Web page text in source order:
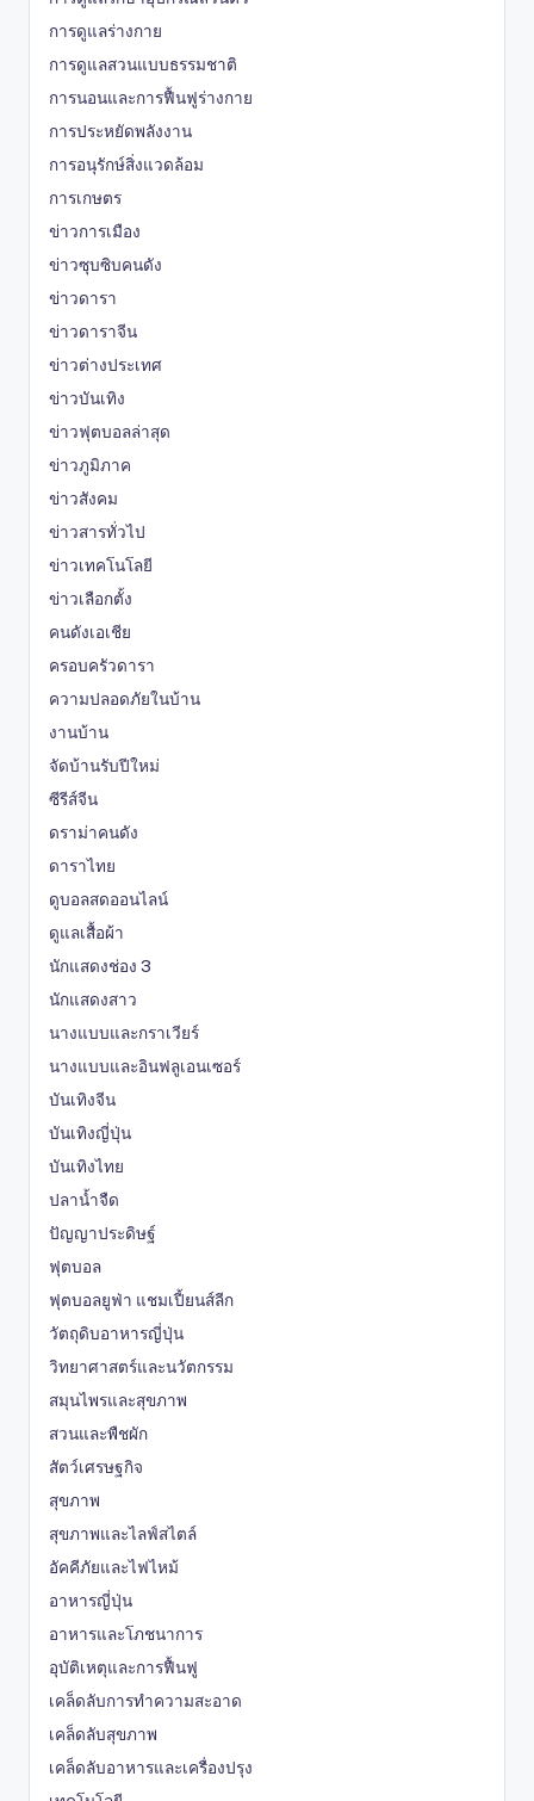
การดูแลร่างกาย
การดูแลสวนแบบธรรมชาติ
การนอนและการฟื้นฟูร่างกาย
การประหยัดพลังงาน
การอนุรักษ์สิ่งแวดล้อม
การเกษตร
ข่าวการเมือง
ข่าวซุบซิบคนดัง
ข่าวดารา
ข่าวดาราจีน
ข่าวต่างประเทศ
ข่าวบันเทิง
ข่าวฟุตบอลล่าสุด
ข่าวภูมิภาค
ข่าวสังคม
ข่าวสารทั่วไป
ข่าวเทคโนโลยี
ข่าวเลือกตั้ง
คนดังเอเชีย
ครอบครัวดารา
ความปลอดภัยในบ้าน
งานบ้าน
จัดบ้านรับปีใหม่
ซีรีส์จีน
ดราม่าคนดัง
ดาราไทย
ดูบอลสดออนไลน์
ดูแลเสื้อผ้า
นักแสดงช่อง 3
นักแสดงสาว
นางแบบและกราเวียร์
นางแบบและอินฟลูเอนเซอร์
บันเทิงจีน
บันเทิงญี่ปุ่น
บันเทิงไทย
ปลาน้ำจืด
ปัญญาประดิษฐ์
ฟุตบอล
ฟุตบอลยูฟ่า แชมเปี้ยนส์ลีก
วัตถุดิบอาหารญี่ปุ่น
วิทยาศาสตร์และนวัตกรรม
สมุนไพรและสุขภาพ
สวนและพืชผัก
สัตว์เศรษฐกิจ
สุขภาพ
สุขภาพและไลฟ์สไตล์
อัคคีภัยและไฟไหม้
อาหารญี่ปุ่น
อาหารและโภชนาการ
อุบัติเหตุและการฟื้นฟู
เคล็ดลับการทำความสะอาด
เคล็ดลับสุขภาพ
เคล็ดลับอาหารและเครื่องปรุง